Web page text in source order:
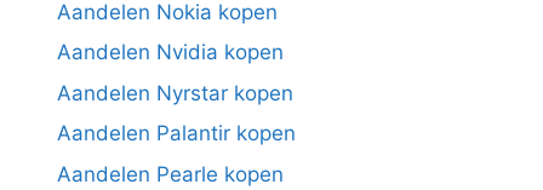
Aandelen Nokia kopen
Aandelen Nvidia kopen
Aandelen Nyrstar kopen
Aandelen Palantir kopen
Aandelen Pearle kopen